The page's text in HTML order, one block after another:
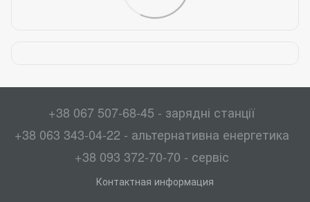
+38 067 507-68-45 - зарядні станції
+38 063 343-04-22 - альтернативна енергетика
+38 093 372-70-70 - сервіс
Контактная информация